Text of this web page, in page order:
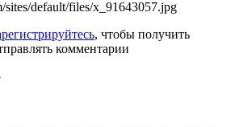
, чтобы получить
комментарии